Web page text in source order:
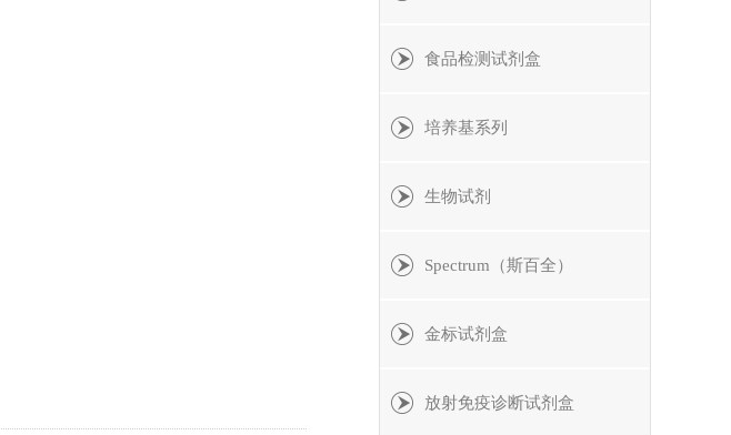
食品检测试剂盒
培养基系列
生物试剂
Spectrum（斯百全）
金标试剂盒
放射免疫诊断试剂盒